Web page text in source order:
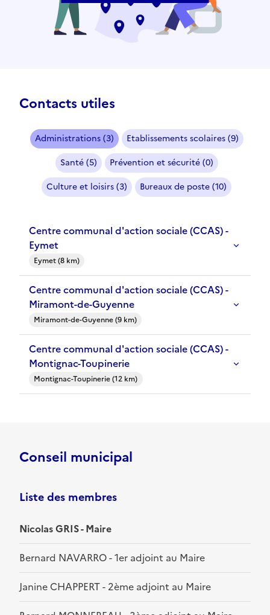
Contacts utiles
Administrations (3)
Etablissements scolaires (9)
Santé (5)
Prévention et sécurité (0)
Culture et loisirs (3)
Bureaux de poste (10)
Centre communal d'action sociale (CCAS) -
Eymet
Eymet (8 km)
Centre communal d'action sociale (CCAS) -
Miramont-de-Guyenne
Miramont-de-Guyenne (9 km)
Centre communal d'action sociale (CCAS) -
Montignac-Toupinerie
Montignac-Toupinerie (12 km)
Conseil municipal
Liste des membres
Nicolas GRIS - Maire
Bernard NAVARRO - 1er adjoint au Maire
Janine CHAPPERT - 2ème adjoint au Maire